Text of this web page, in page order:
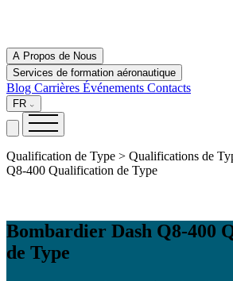
A Propos de Nous
Services de formation aéronautique
Blog Carrières Événements Contacts
FR
Qualification de Type > Qualifications de
Q8-400 Qualification de Type
Bombardier Dash Q8-400
de Type